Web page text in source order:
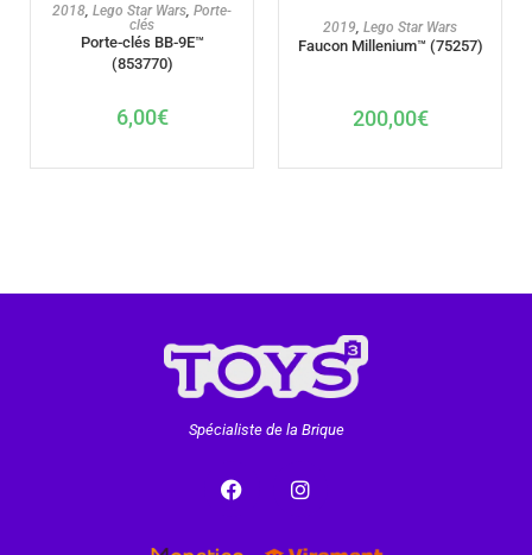
2018 Lego Star Wars Porte-
clés
Porte-clés BB-9E™
(853770)
6,00€
AJOUTER AU PANIER
2019, Lego Star Wars
Faucon Millenium™ (75257)
200,00€
Spécialiste de la Brique